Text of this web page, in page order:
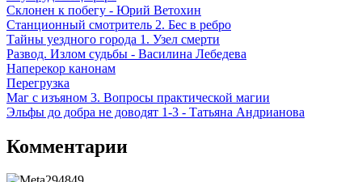
Склонен к побегу - Юрий Ветохин
Станционный смотритель 2. Бес в ребро
Тайны уездного города 1. Узел смерти
Развод. Излом судьбы - Василина Лебедева
Наперекор канонам
Перегрузка
Маг с изъяном 3. Вопросы практической магии
Эльфы до добра не доводят 1-3 - Татьяна Андрианова
Комментарии